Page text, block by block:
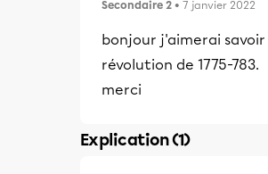
Secondaire 2 • 7 janvier 2022
bonjour j'aimerai
révolution de 1775-783.
merci
Explication (1)